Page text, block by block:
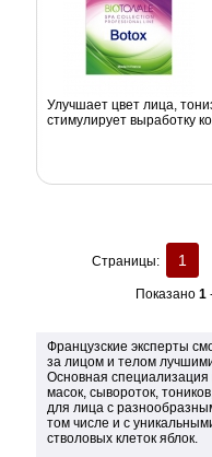
Улучшает цвет лица,
стимулирует выработку
Страницы: 1
Показано 1
Французские эксперты
за лицом и телом
Основная специализация
масок, сывороток,
для лица с
том числе и с
стволовых клеток яблок.